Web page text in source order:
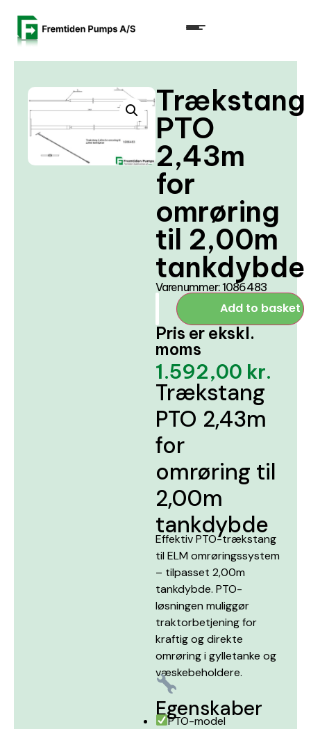
Trækstang
PTO
2,43m
for
omrøring
til 2,00m
tankdybde
Varenummer: 1086483
Pris er ekskl.
moms
1.592,00 kr.
Trækstang
PTO 2,43m
for
omrøring til
2,00m
tankdybde
Effektiv PTO-trækstang
til ELM omrøringssystem
– tilpasset 2,00m
tankdybde. PTO-
løsningen muliggør
traktorbetjening for
kraftig og direkte
omrøring i gylletanke og
væskebeholdere.
Egenskaber
PTO-model
Add to basket